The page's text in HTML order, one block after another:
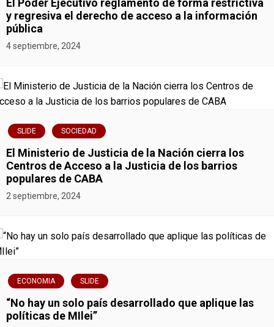
a
d
a
s
El Poder Ejecutivo reglamentó de forma restrictiva
y regresiva el derecho de acceso a la información
pública
4 septiembre, 2024
SLIDE SOCIEDAD
El Ministerio de Justicia de la Nación cierra los
Centros de Acceso a la Justicia de los barrios
populares de CABA
2 septiembre, 2024
ECONOMIA SLIDE
“No hay un solo país desarrollado que aplique las
políticas de MIlei”